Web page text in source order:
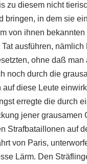
zu diesem nicht
bringen, in dem sie
von ihnen
ausführen, nämlich
ohne daß man
noch durch die
diese Leute
erregte die durch
jener grausamen
Strafbataillonen auf
von Paris,
Lärm. Den